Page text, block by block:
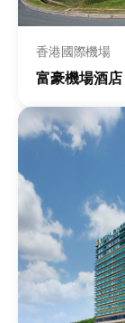
香港國際機場
富豪機場酒店